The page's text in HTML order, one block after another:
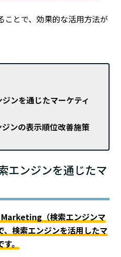
ことで、効果的な活用方法が
ンを通じたマーケティ
ンの表示順位改善施策
エンジンを通じたマ
（検索エンジンマ
、検索エンジンを活用したマ
。